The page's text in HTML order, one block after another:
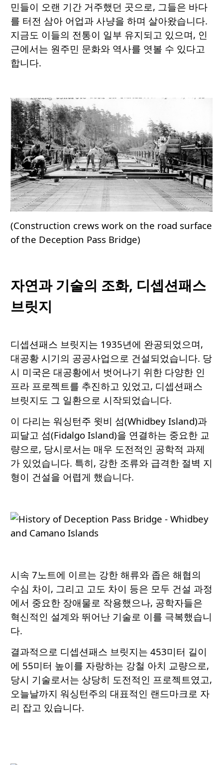
민들이 오랜 기간 거주했던 곳으로, 그들은 바다
를 터전 삼아 어업과 사냥을 하며 살아왔습니다.
지금도 이들의 전통이 일부 유지되고 있으며, 인
근에서는 원주민 문화와 역사를 엿볼 수 있다고
합니다.
(Construction crews work on the road surface
of the Deception Pass Bridge)
자연과 기술의 조화, 디셉션패스
브릿지
디셉션패스 브릿지는 1935년에 완공되었으며,
대공황 시기의 공공사업으로 건설되었습니다. 당
시 미국은 대공황에서 벗어나기 위한 다양한 인
프라 프로젝트를 추진하고 있었고, 디셉션패스
브릿지도 그 일환으로 시작되었습니다.
이 다리는 워싱턴주 윗비 섬(Whidbey Island)과
피달고 섬(Fidalgo Island)을 연결하는 중요한 교
량으로, 당시로서는 매우 도전적인 공학적 과제
가 있었습니다. 특히, 강한 조류와 급격한 절벽 지
형이 건설을 어렵게 했습니다.
시속 7노트에 이르는 강한 해류와 좁은 해협의
수심 차이, 그리고 고도 차이 등은 모두 건설 과정
에서 중요한 장애물로 작용했으나, 공학자들은
혁신적인 설계와 뛰어난 기술로 이를 극복했습니
다.
결과적으로 디셉션패스 브릿지는 453미터 길이
에 55미터 높이를 자랑하는 강철 아치 교량으로,
당시 기술로서는 상당히 도전적인 프로젝트였고,
오늘날까지 워싱턴주의 대표적인 랜드마크로 자
리 잡고 있습니다.